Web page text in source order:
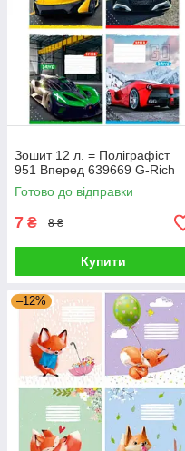
Зошит 12 л. = Поліграфіст
951 Вперед 639669 G-Rich
Готово до відправки
7 ₴ 8 ₴
Купити
–12%